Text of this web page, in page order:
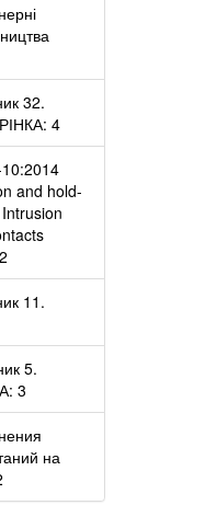
32.
4
and hold-
11.
5.
3
на